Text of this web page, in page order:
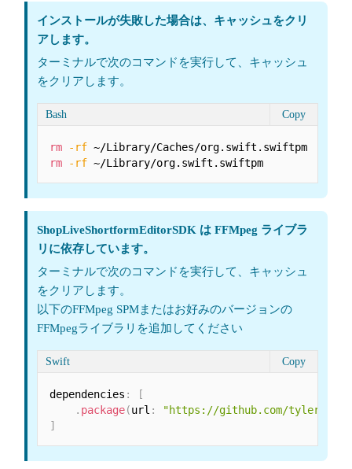
インストールが失敗した場合は、キャッシュをクリ
アします。
ターミナルで次のコマンドを実行して、キャッシュ
をクリアします。
rm -rf
rm
-rf ~/Library/org.swift.swiftpm
Bash Copy
ShopLiveShortformEditorSDK は FFMpeg ライブラ
リに依存しています。
ターミナルで次のコマンドを実行して、キャッシュ
をクリアします。
以下のFFMpeg SPMまたはお好みのバージョンの
FFMpegライブラリを追加してください
dependencies :
[
. package(url :
"https://github.com/
]
Swift Copy